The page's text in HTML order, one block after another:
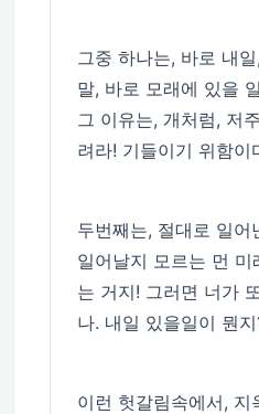
그중 하나는, 바로 내
말, 바로 모래에 있을
그 이유는, 개처럼, 저
려라! 기들이기 위함이
두번째는, 절대로 일어
일어날지 모르는 먼
는 거지! 그러면 너가
나. 내일 있을일이 뭔
이런 헛갈림속에서, 지